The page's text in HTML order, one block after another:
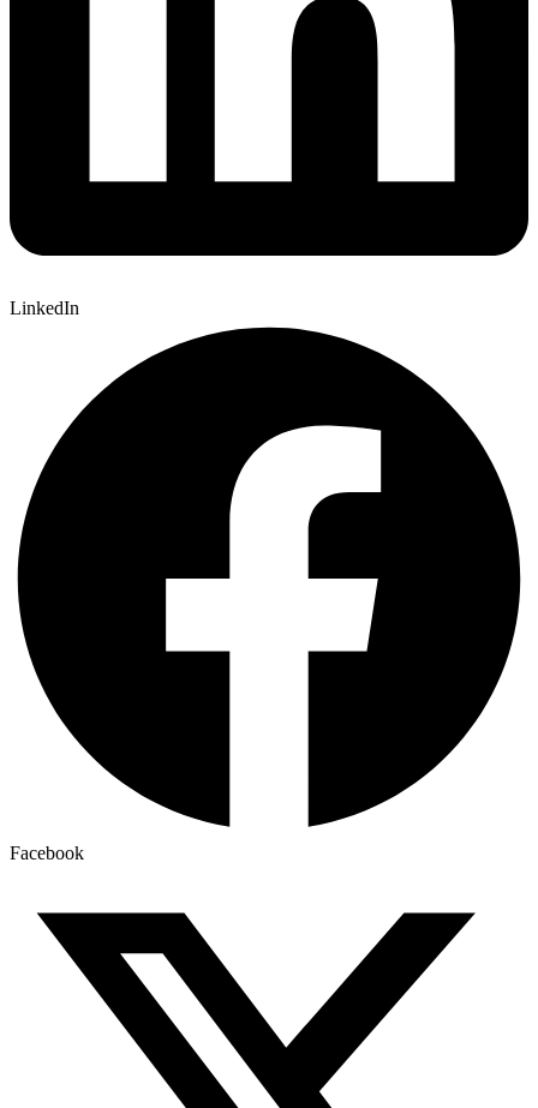
LinkedIn
Facebook